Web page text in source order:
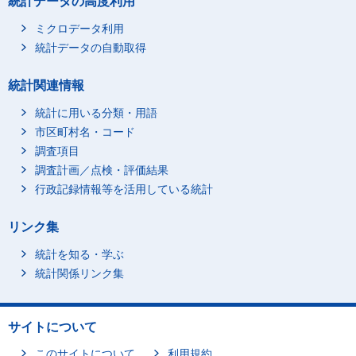
ミクロデータ利用
統計データの自動取得
統計関連情報
統計に用いる分類・用語
市区町村名・コード
調査項目
調査計画／点検・評価結果
行政記録情報等を活用している統計
リンク集
統計を知る・学ぶ
統計関係リンク集
サイトについて